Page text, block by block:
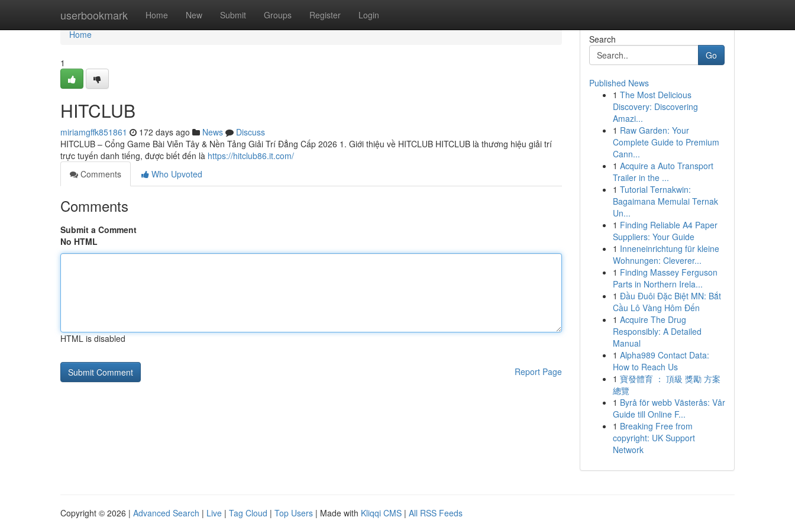
userbookmark Home New Submit Groups Register Login
Home
Home
1
HITCLUB
miriamgffk851861 172 days ago News
Discuss
HITCLUB – Cổng Game Bài Viễn Tây & Nền Tảng Giải Trí Đẳng Cấp 2026 1. Giới thiệu về HITCLUB HITCLUB là thương hiệu giải trí
trực tuyến danh tiếng, được biết đến là https://hitclub86.it.com/
Comments
Who Upvoted
Comments
Submit a Comment
No HTML
HTML is disabled
Report Page
Search
Go
Published News
1 The Most Delicious
Discovery: Discovering
Amazi...
1 Raw Garden: Your
Complete Guide to Premium
Cann...
1 Acquire a Auto Transport
Trailer in the ...
1 Tutorial Ternakwin:
Bagaimana Memulai Ternak
Un...
1 Finding Reliable A4 Paper
Suppliers: Your Guide
1 Inneneinrichtung für kleine
Wohnungen: Cleverer...
1 Finding Massey Ferguson
Parts in Northern Irela...
1 Đầu Đuôi Đặc Biệt MN: Bắt
Cầu Lô Vàng Hôm Đến
1 Acquire The Drug
Responsibly: A Detailed
Manual
1 Alpha989 Contact Data:
How to Reach Us
1 寶發體育 ： 頂級 獎勵 方案
總覽
1 Byrå för webb Västerås: Vår
Guide till Online F...
1 Breaking Free from
copyright: UK Support
Network
Copyright © 2026 | Advanced Search | Live | Tag Cloud | Top Users | Made with Kliqqi CMS | All RSS Feeds